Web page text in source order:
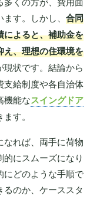
す。しかし、 合同
によると、補助金を
え、理想の住環境を
現状です。結論から
支給制度や各自治体
機能なスイングドア
す。
れば、両手に荷物
にスムーズになり
にどのような手順で
のか、ケーススタ